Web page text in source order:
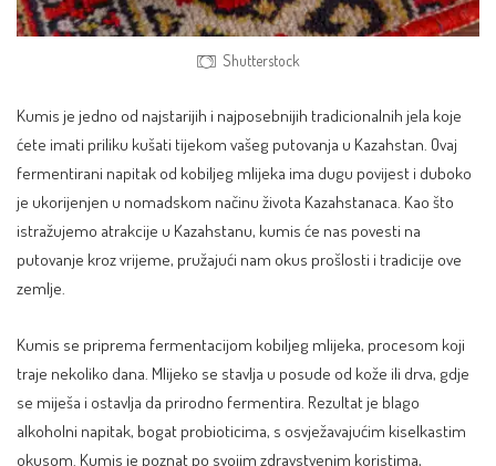
Shutterstock
Kumis je jedno od najstarijih i najposebnijih tradicionalnih jela koje
ćete imati priliku kušati tijekom vašeg putovanja u Kazahstan. Ovaj
fermentirani napitak od kobiljeg mlijeka ima dugu povijest i duboko
je ukorijenjen u nomadskom načinu života Kazahstanaca. Kao što
istražujemo atrakcije u Kazahstanu, kumis će nas povesti na
putovanje kroz vrijeme, pružajući nam okus prošlosti i tradicije ove
zemlje.
Kumis se priprema fermentacijom kobiljeg mlijeka, procesom koji
traje nekoliko dana. Mlijeko se stavlja u posude od kože ili drva, gdje
se miješa i ostavlja da prirodno fermentira. Rezultat je blago
alkoholni napitak, bogat probioticima, s osvježavajućim kiselkastim
okusom. Kumis je poznat po svojim zdravstvenim koristima,